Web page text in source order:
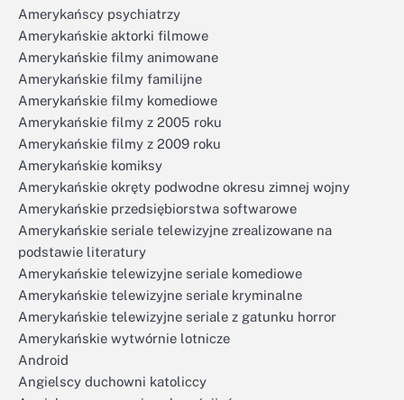
Amerykańscy psychiatrzy
Amerykańskie aktorki filmowe
Amerykańskie filmy animowane
Amerykańskie filmy familijne
Amerykańskie filmy komediowe
Amerykańskie filmy z 2005 roku
Amerykańskie filmy z 2009 roku
Amerykańskie komiksy
Amerykańskie okręty podwodne okresu zimnej wojny
Amerykańskie przedsiębiorstwa softwarowe
Amerykańskie seriale telewizyjne zrealizowane na
podstawie literatury
Amerykańskie telewizyjne seriale komediowe
Amerykańskie telewizyjne seriale kryminalne
Amerykańskie telewizyjne seriale z gatunku horror
Amerykańskie wytwórnie lotnicze
Android
Angielscy duchowni katoliccy